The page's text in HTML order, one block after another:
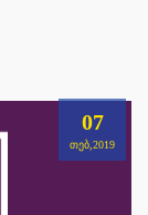
07
ᲗᲔᲑ,2019